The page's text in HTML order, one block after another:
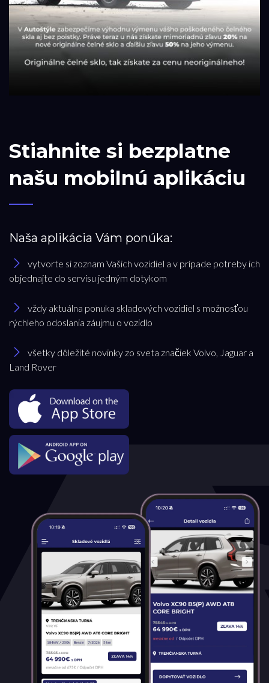
Stiahnite si bezplatne
našu mobilnú aplikáciu
Naša aplikácia Vám ponúka:
vytvorte si zoznam Vašich vozidiel a v prípade potreby ich
objednajte do servisu jedným dotykom
vždy aktuálna ponuka skladových vozidiel s možnosťou
rýchleho odoslania záujmu o vozidlo
všetky dôležité novinky zo sveta značiek Volvo, Jaguar a
Land Rover